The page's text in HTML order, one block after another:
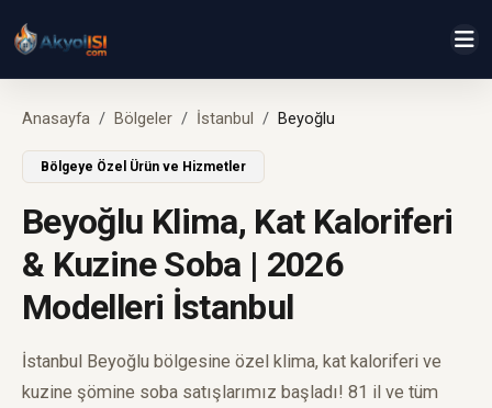
Anasayfa Bölgeler İstanbul Beyoğlu
Bölgeye Özel Ürün ve Hizmetler
Beyoğlu Klima, Kat Kaloriferi
& Kuzine Soba | 2026
Modelleri İstanbul
İstanbul Beyoğlu bölgesine özel klima, kat kaloriferi ve
kuzine şömine soba satışlarımız başladı! 81 il ve tüm